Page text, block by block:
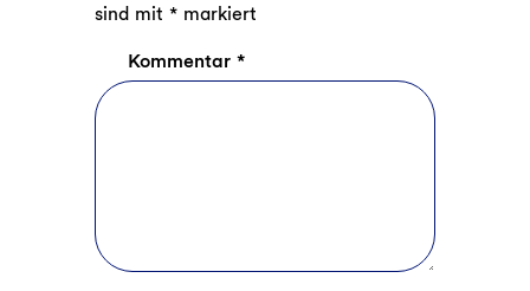
sind mit *markiert
Kommentar *